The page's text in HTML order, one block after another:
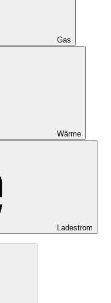
Gas
Wärme
Ladestrom